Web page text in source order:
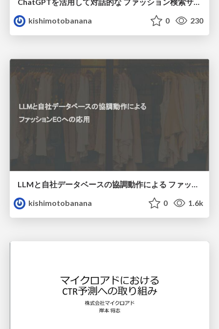
kishimotobanana
0 230
LLMと自社データベースの協調動作による ファッションECへの応用
kishimotobanana
0 1.6k